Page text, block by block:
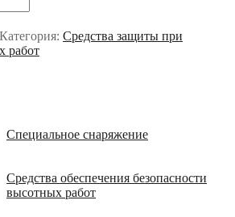
Категория: Средства защиты при
работ
Специальное снаряжение
Средства обеспечения безопасности
высотных работ